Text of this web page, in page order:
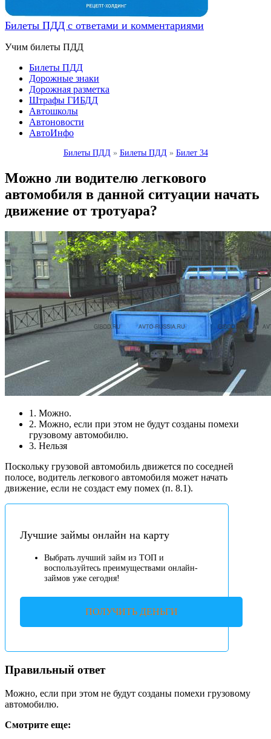
Билеты ПДД с ответами и комментариями
Учим билеты ПДД
Билеты ПДД
Дорожные знаки
Дорожная разметка
Штрафы ГИБДД
Автошколы
Автоновости
АвтоИнфо
Билеты ПДД » Билеты ПДД » Билет 34
Можно ли водителю легкового
автомобиля в данной ситуации начать
движение от тротуара?
1. Можно.
2. Можно, если при этом не будут созданы помехи
грузовому автомобилю.
3. Нельзя
Поскольку грузовой автомобиль движется по соседней
полосе, водитель легкового автомобиля может начать
движение, если не создаст ему помех (п. 8.1).
Лучшие займы онлайн на карту
Выбрать лучший займ из ТОП и
воспользуйтесь преимуществами онлайн-
займов уже сегодня!
ПОЛУЧИТЬ ДЕНЬГИ
Правильный ответ
Можно, если при этом не будут созданы помехи грузовому
автомобилю.
Смотрите еще: